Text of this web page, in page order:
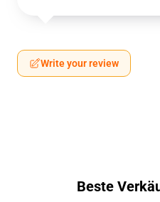
Write your review
Beste